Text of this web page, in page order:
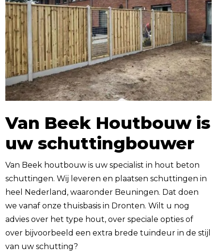
Van Beek Houtbouw is
uw schuttingbouwer
Van Beek houtbouw is uw specialist in hout beton
schuttingen. Wij leveren en plaatsen schuttingen in
heel Nederland, waaronder Beuningen. Dat doen
we vanaf onze thuisbasis in Dronten. Wilt u nog
advies over het type hout, over speciale opties of
over bijvoorbeeld een extra brede tuindeur in de stijl
van uw schutting?